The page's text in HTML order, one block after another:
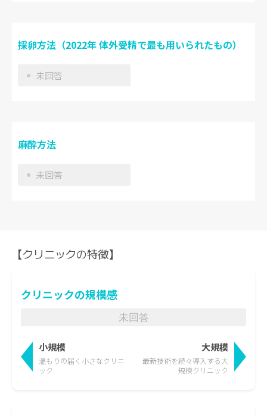
採卵方法（2022年 体外受精で最も用いられたもの）
未回答
麻酔方法
未回答
【クリニックの特徴】
クリニックの規模感
未回答
小規模
温もりの届く 小さなクリニ
ック
最新技術を続々導入する大
規模クリニック
大規模